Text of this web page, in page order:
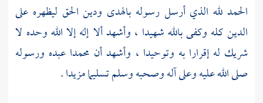
الحمد لله الذي أرسل رسوله بالهدى ودين الحق ليظهره على
الدين كله وكفى بالله شهيدا ، وأشهد ألا إله إلا الله وحده لا
شريك له إقرارا به وتوحيدا ، وأشهد أن محمدا عبده ورسوله
صلى الله عليه وعلى آله وصحبه وسلم تسليما مزيدا .